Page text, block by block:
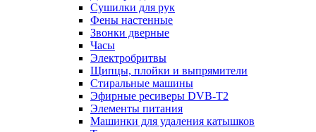
Сушилки для рук
Фены настенные
Звонки дверные
Часы
Электробритвы
Щипцы, плойки и выпрямители
Стиральные машины
Эфирные ресиверы DVB-T2
Элементы питания
Машинки для удаления катышков